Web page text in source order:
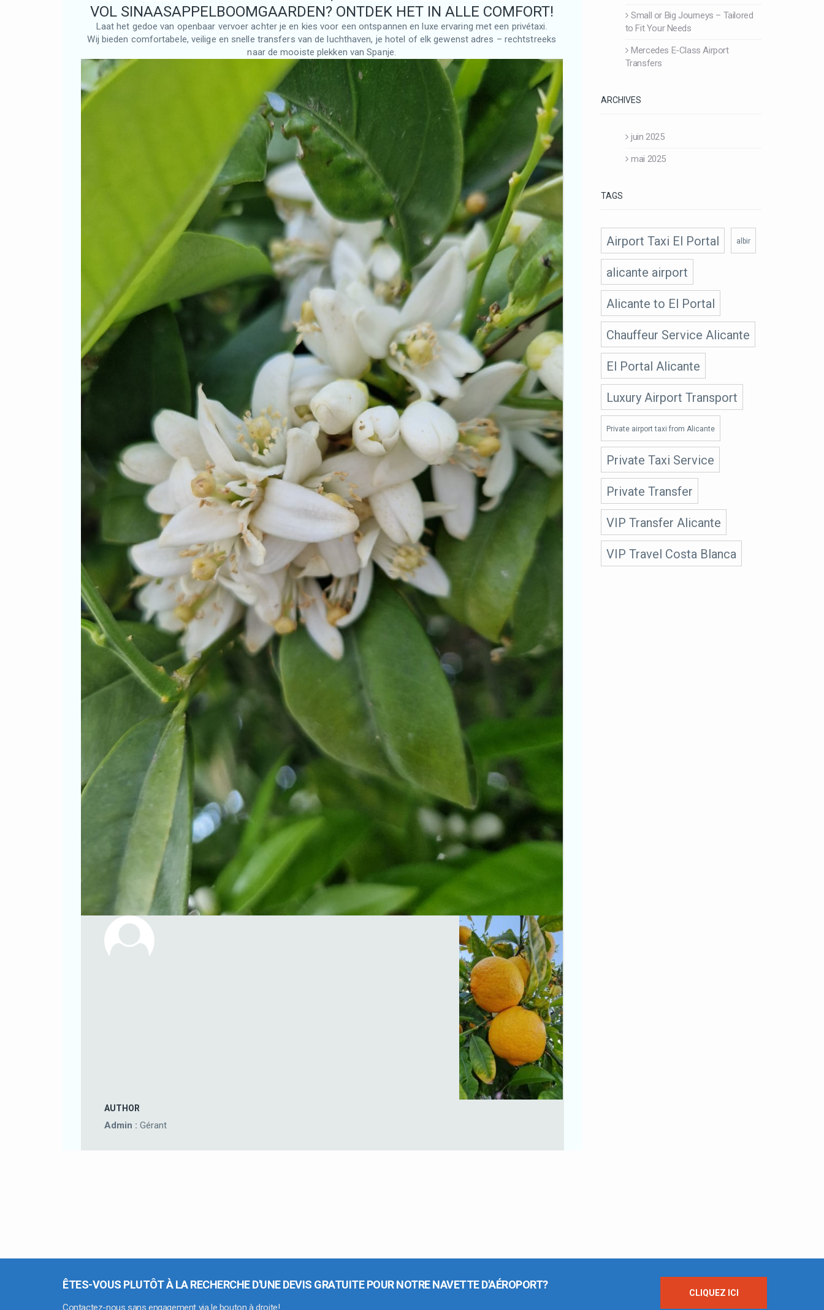
VOL SINAASAPPELBOOMGAARDEN? ONTDEK HET IN ALLE COMFORT!
Laat het gedoe van openbaar vervoer achter je en kies voor een ontspannen en luxe ervaring met een privétaxi.
Wij bieden comfortabele, veilige en snelle transfers van de luchthaven, je hotel of elk gewenst adres – rechtstreeks
naar de mooiste plekken van Spanje.
AUTHOR
Admin : Gérant
Small or Big Journeys – Tailored
to Fit Your Needs
Mercedes E-Class Airport
Transfers
ARCHIVES
juin 2025
mai 2025
TAGS
Airport Taxi El Portal albir
alicante airport
Alicante to El Portal
Chauffeur Service Alicante
El Portal Alicante
Luxury Airport Transport
Private airport taxi from Alicante
Private Taxi Service
Private Transfer
VIP Transfer Alicante
VIP Travel Costa Blanca
ÊTES-VOUS PLUTÔT À LA RECHERCHE D'UNE DEVIS GRATUITE POUR NOTRE NAVETTE D'AÉROPORT?
CLIQUEZ ICI